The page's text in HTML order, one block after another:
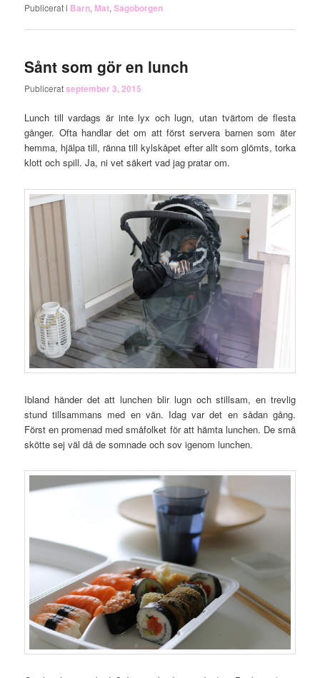
Publicerat i Barn, Mat,Sagoborgen
Sånt som gör en lunch
Publiceratseptember 3, 2015
Lunch till vardags är inte lyx och lugn, utan tvärtom de flesta
gånger. Ofta handlar det om att först servera barnen som äter
hemma, hjälpa till, ränna till kylskåpet efter allt som glömts, torka
klott och spill. Ja, ni vet säkert vad jag pratar om.
Ibland händer det att lunchen blir lugn och stillsam, en trevlig
stund tillsammans med en vän. Idag var det en sådan gång.
Först en promenad med småfolket för att hämta lunchen. De små
skötte sej väl då de somnade och sov igenom lunchen.